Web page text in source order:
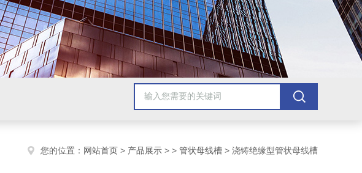
您的位置： 网站首页 > 产品展示 > > 管状母线槽 > 浇铸绝缘型管状母线槽